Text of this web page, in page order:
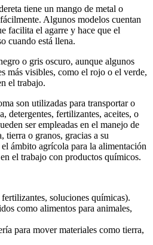
tiene un mango de metal o
Algunos modelos cuentan
facilita el agarre y hace que el
cuando está llena.
o gris oscuro, aunque algunos
más visibles, como el rojo o el verde,
el trabajo.
son utilizadas para transportar o
detergentes, fertilizantes, aceites, o
ser empleadas en el manejo de
tierra o granos, gracias a su
ámbito agrícola para la alimentación
el trabajo con productos químicos.
soluciones químicas).
como alimentos para animales,
para mover materiales como tierra,